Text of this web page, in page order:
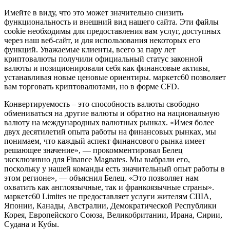
Имейте в виду, что это может значительно снизить
функциональность и внешний вид нашего сайта. Эти файлы
cookie необходимы для предоставления вам услуг, доступных
через наш веб-сайт, и для использования некоторых его
функций. Уважаемые клиенты, всего за пару лет
криптовалюты получили официальный статус законной
валюты и позиционировали себя как финансовые активы,
устанавливая новые ценовые ориентиры. маркетс60 позволяет
вам торговать криптовалютами, но в форме CFD.
Конвертируемость – это способность валюты свободно
обмениваться на другие валюты и обратно на национальную
валюту на международных валютных рынках. «Имея более
двух десятилетий опыта работы на финансовых рынках, мы
понимаем, что каждый аспект финансового рынка имеет
решающее значение», — прокомментировал Белец
эксклюзивно для Finance Magnates. Мы выбрали его,
поскольку у нашей команды есть значительный опыт работы в
этом регионе», — объяснил Белец. «Это позволяет нам
охватить как англоязычные, так и франкоязычные страны».
маркетс60 Limites не предоставляет услуги жителям США,
Японии, Канады, Австралии, Демократической Республики
Корея, Европейского Союза, Великобритании, Ирана, Сирии,
Судана и Кубы.